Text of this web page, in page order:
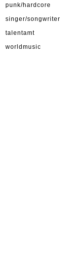
punk/hardcore
singer/songwriter
talentamt
worldmusic